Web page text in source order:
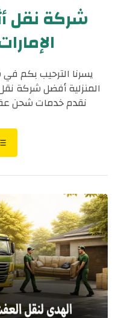
شركة نقل
يسرنا الترحيب بكم
المنزلية أفضل شركة
نقدم خدمات شحن